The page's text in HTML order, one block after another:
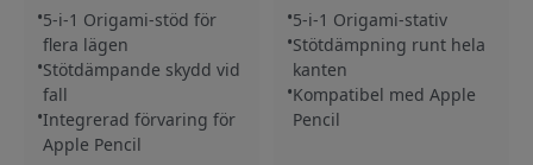
5-i-1 Origami-stöd för
flera lägen
Stötdämpande skydd vid
fall
Integrerad förvaring för
Apple Pencil
5-i-1 Origami-stativ
Stötdämpning runt hela
kanten
Kompatibel med Apple
Pencil